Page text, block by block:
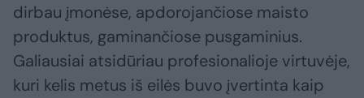
dirbau įmonėse, apdorojančiose maisto
produktus, gaminančiose pusgaminius.
Galiausiai atsidūriau profesionalioje virtuvėje,
kuri kelis metus iš eilės buvo įvertinta kaip